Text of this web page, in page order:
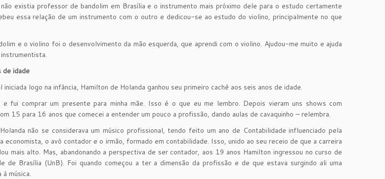
existia professor de bandolim em Brasília e o instrumento mais próximo dele para o estudo certamente
essa relação de um instrumento com o outro e dedicou-se ao estudo do violino, principalmente no que
e o violino foi o desenvolvimento da mão esquerda, que aprendi com o violino. Ajudou-me muito e ajuda
de idade
iniciada logo na infância, Hamilton de Holanda ganhou seu primeiro cachê aos seis anos de idade.
e fui comprar um presente para minha mãe. Isso é o que eu me lembro. Depois vieram uns shows com
15 para 16 anos que comecei a entender um pouco a profissão, dando aulas de cavaquinho – relembra.
não se considerava um músico profissional, tendo feito um ano de Contabilidade influenciado pela
economista, o avô contador e o irmão, formado em contabilidade. Isso, unido ao seu receio de que a carreira
mais alto. Mas, abandonando a perspectiva de ser contador, aos 19 anos Hamilton ingressou no curso de
de Brasília (UnB). Foi quando começou a ter a dimensão da profissão e de que estava surgindo ali uma
música.